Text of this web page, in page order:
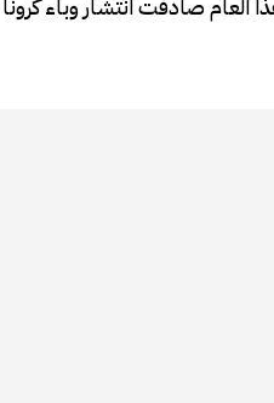
صادفت انتشار وباء كرونا